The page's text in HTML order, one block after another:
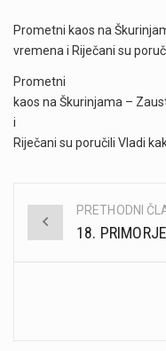
Prometni kaos na
vremena i Riječani su
Prometni
kaos na Škurinjama –
i
Riječani su poručili Vladi
Post
PRETHODNI
18.